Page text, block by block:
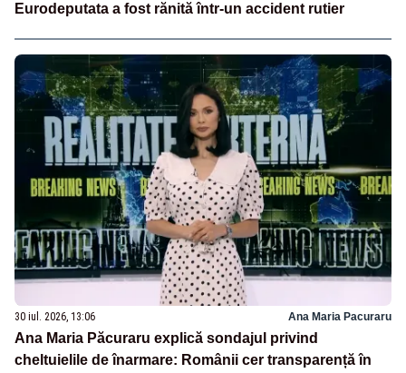
Eurodeputata a fost rănită într-un accident rutier
30 iul. 2026, 13:06 Ana Maria Pacuraru
Ana Maria Păcuraru explică sondajul privind
cheltuielile de înarmare: Românii cer transparență în